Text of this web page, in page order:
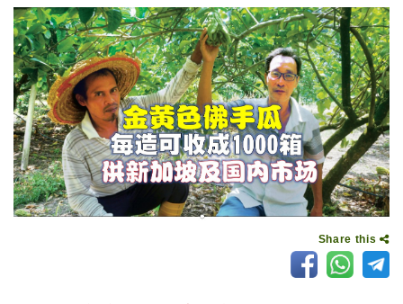
Share this